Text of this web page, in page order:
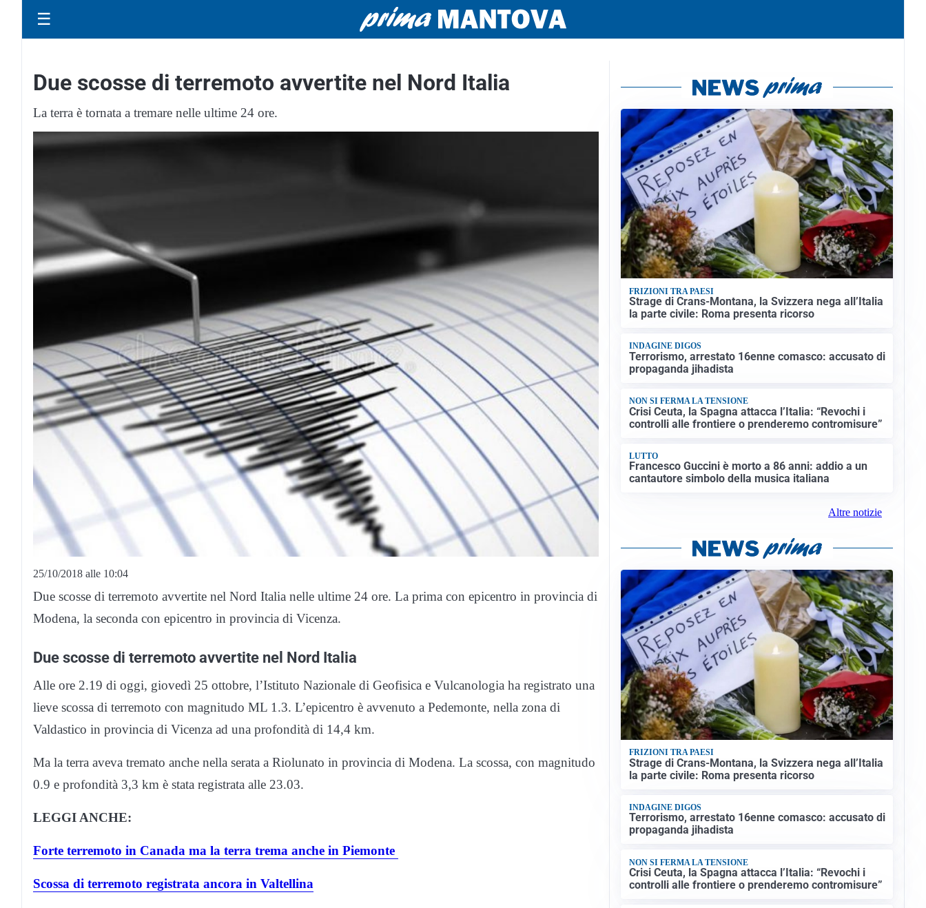
☰
Due scosse di terremoto avvertite nel Nord Italia
La terra è tornata a tremare nelle ultime 24 ore.
25/10/2018 alle 10:04
Due scosse di terremoto avvertite nel Nord Italia nelle ultime 24 ore. La prima con epicentro in provincia di
Modena, la seconda con epicentro in provincia di Vicenza.
Due scosse di terremoto avvertite nel Nord Italia
Alle ore 2.19 di oggi, giovedì 25 ottobre, l’Istituto Nazionale di Geofisica e Vulcanologia ha registrato una
lieve scossa di terremoto con magnitudo ML 1.3. L’epicentro è avvenuto a Pedemonte, nella zona di
Valdastico in provincia di Vicenza ad una profondità di 14,4 km.
Ma la terra aveva tremato anche nella serata a Riolunato in provincia di Modena. La scossa, con magnitudo
0.9 e profondità 3,3 km è stata registrata alle 23.03.
LEGGI ANCHE:
Forte terremoto in Canada ma la terra trema anche in Piemonte
Scossa di terremoto registrata ancora in Valtellina
FRIZIONI TRA PAESI
Strage di Crans-Montana, la Svizzera nega all’Italia
la parte civile: Roma presenta ricorso
INDAGINE DIGOS
Terrorismo, arrestato 16enne comasco: accusato di
propaganda jihadista
NON SI FERMA LA TENSIONE
Crisi Ceuta, la Spagna attacca l’Italia: “Revochi i
controlli alle frontiere o prenderemo contromisure”
LUTTO
Francesco Guccini è morto a 86 anni: addio a un
cantautore simbolo della musica italiana
Altre notizie
FRIZIONI TRA PAESI
Strage di Crans-Montana, la Svizzera nega all’Italia
la parte civile: Roma presenta ricorso
INDAGINE DIGOS
Terrorismo, arrestato 16enne comasco: accusato di
propaganda jihadista
NON SI FERMA LA TENSIONE
Crisi Ceuta, la Spagna attacca l’Italia: “Revochi i
controlli alle frontiere o prenderemo contromisure”